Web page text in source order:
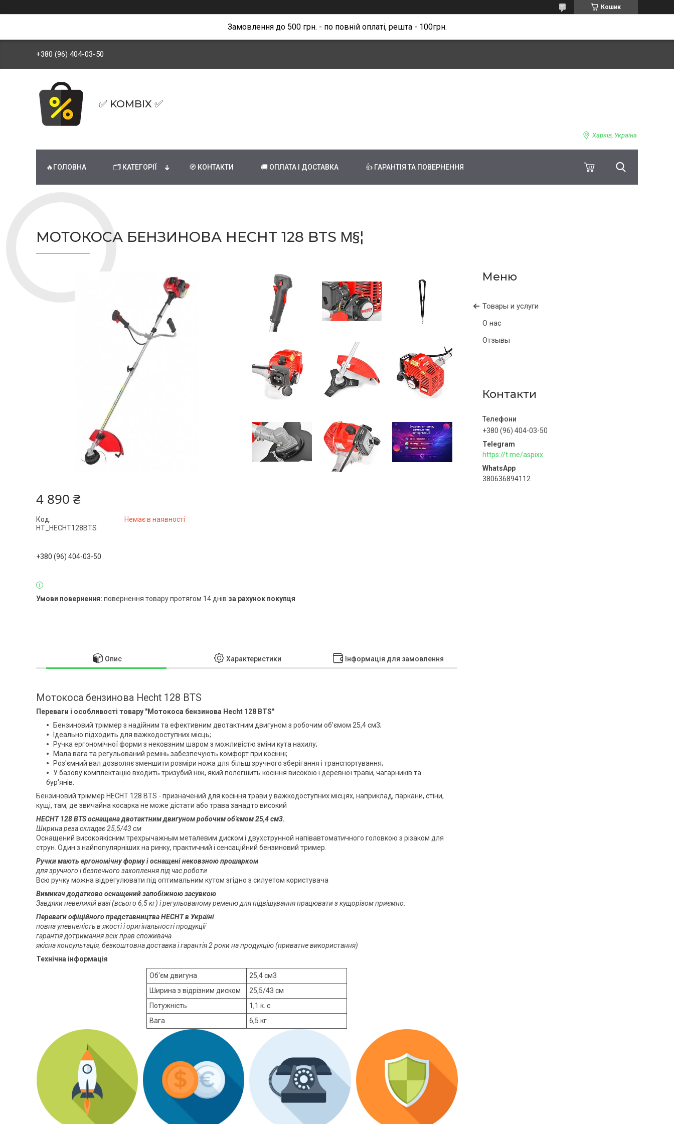
Кошик
Замовлення до 500 грн. - по повній оплаті, решта - 100грн.
+380 (96) 404-03-50
✅ KOMBIX ✅
Харків, Україна
🔥ГОЛОВНА 🗂 КАТЕГОРІЇ 🧭 КОНТАКТИ 🚚 ОПЛАТА І ДОСТАВКА 👍 ГАРАНТІЯ ТА ПОВЕРНЕННЯ
МОТОКОСА БЕНЗИНОВА HECHT 128 BTS Μ§¦
Товары и услуги
О нас
Отзывы
Контакти
+380 (96) 404-03-50
https://t.me/aspixx
380636894112
4 890 ₴
Немає в наявності
Код:
HT_HECHT128BTS
+380 (96) 404-03-50
повернення товару протягом 14 днів за рахунок покупця
Опис Характеристики Інформація для замовлення
Мотокоса бензинова Hecht 128 BTS
Переваги і особливості товару "Мотокоса бензинова Hecht 128 BTS"
Бензиновий тріммер з надійним та ефективним двотактним двигуном з робочим об'ємом 25,4 см3;
Ідеально підходить для важкодоступних місць;
Ручка ергономічної форми з нековзним шаром з можливістю зміни кута нахилу;
Мала вага та регульований ремінь забезпечують комфорт при косінні;
Роз'ємний вал дозволяє зменшити розміри ножа для більш зручного зберігання і транспортування;
У базову комплектацію входить тризубий ніж, який полегшить косіння високою і деревної трави, чагарників та
бур'янів.
Бензиновий тріммер HECHT 128 BTS - призначений для косіння трави у важкодоступних місцях, наприклад, паркани, стіни,
кущі, там, де звичайна косарка не може дістати або трава занадто високий
HECHT 128 BTS оснащена двотактним двигуном робочим об'ємом 25,4 см3.
Ширина реза складає 25,5/43 см
Оснащений високоякісним трехрычажным металевим диском і двухструнной напівавтоматичного головкою з різаком для
струн. Один з найпопулярніших на ринку, практичний і сенсаційний бензиновий тример.
Ручки мають ергономічну форму і оснащені нековзною прошарком
для зручного і безпечного захоплення під час роботи
Всю ручку можна відрегулювати під оптимальним кутом згідно з силуетом користувача
Вимикач додатково оснащений запобіжною засувкою
Завдяки невеликій вазі (всього 6,5 кг) і регульованому ременю для підвішування працювати з кущорізом приємно.
Переваги офіційного представництва HECHT в Україні
повна упевненість в якості і оригінальності продукції
гарантія дотримання всіх прав споживача
якісна консультація, безкоштовна доставка і гарантія 2 роки на продукцію (приватне використання)
Технічна інформація
Об'єм двигуна
25,4 см3
Ширина з відрізним диском
25,5/43 см
Потужність
1,1 к. с
Вага
6,5 кг